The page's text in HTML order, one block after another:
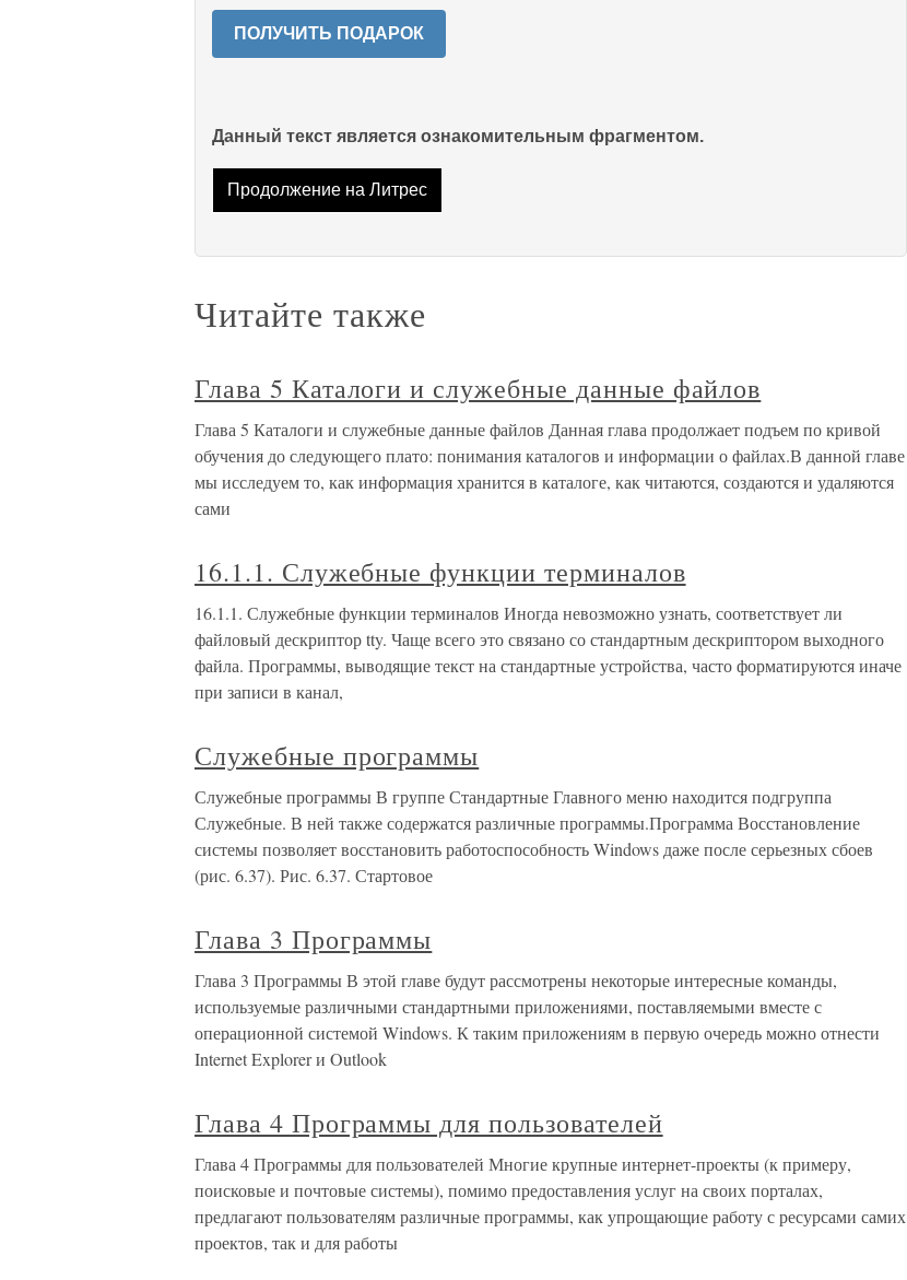
ПОЛУЧИТЬ ПОДАРОК
Данный текст является ознакомительным фрагментом.
Продолжение на Литрес
Читайте также
Глава 5 Каталоги и служебные данные файлов
Глава 5 Каталоги и служебные данные файлов Данная глава продолжает подъем по кривой
обучения до следующего плато: понимания каталогов и информации о файлах.В данной главе
мы исследуем то, как информация хранится в каталоге, как читаются, создаются и удаляются
сами
16.1.1. Служебные функции терминалов
16.1.1. Служебные функции терминалов Иногда невозможно узнать, соответствует ли
файловый дескриптор tty. Чаще всего это связано со стандартным дескриптором выходного
файла. Программы, выводящие текст на стандартные устройства, часто форматируются иначе
при записи в канал,
Служебные программы
Служебные программы В группе Стандартные Главного меню находится подгруппа
Служебные. В ней также содержатся различные программы.Программа Восстановление
системы позволяет восстановить работоспособность Windows даже после серьезных сбоев
(рис. 6.37). Рис. 6.37. Стартовое
Глава 3 Программы
Глава 3 Программы В этой главе будут рассмотрены некоторые интересные команды,
используемые различными стандартными приложениями, поставляемыми вместе с
операционной системой Windows. К таким приложениям в первую очередь можно отнести
Internet Explorer и Outlook
Глава 4 Программы для пользователей
Глава 4 Программы для пользователей Многие крупные интернет-проекты (к примеру,
поисковые и почтовые системы), помимо предоставления услуг на своих порталах,
предлагают пользователям различные программы, как упрощающие работу с ресурсами самих
проектов, так и для работы